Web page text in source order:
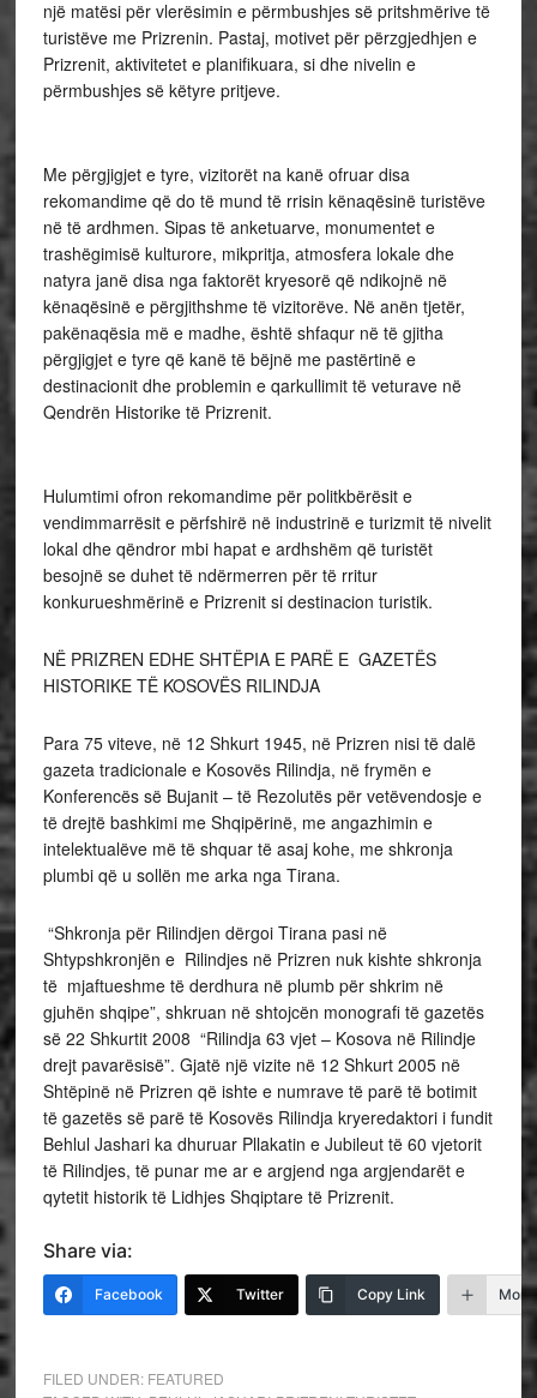
një matësi për vlerësimin e përmbushjes së pritshmërive të
turistëve me Prizrenin. Pastaj, motivet për përzgjedhjen e
Prizrenit, aktivitetet e planifikuara, si dhe nivelin e
përmbushjes së këtyre pritjeve.
Me përgjigjet e tyre, vizitorët na kanë ofruar disa
rekomandime që do të mund të rrisin kënaqësinë turistëve
në të ardhmen. Sipas të anketuarve, monumentet e
trashëgimisë kulturore, mikpritja, atmosfera lokale dhe
natyra janë disa nga faktorët kryesorë që ndikojnë në
kënaqësinë e përgjithshme të vizitorëve. Në anën tjetër,
pakënaqësia më e madhe, është shfaqur në të gjitha
përgjigjet e tyre që kanë të bëjnë me pastërtinë e
destinacionit dhe problemin e qarkullimit të veturave në
Qendrën Historike të Prizrenit.
Hulumtimi ofron rekomandime për politkbërësit e
vendimmarrësit e përfshirë në industrinë e turizmit të nivelit
lokal dhe qëndror mbi hapat e ardhshëm që turistët
besojnë se duhet të ndërmerren për të rritur
konkurueshmërinë e Prizrenit si destinacion turistik.
NË PRIZREN EDHE SHTËPIA E PARË E GAZETËS
HISTORIKE TË KOSOVËS RILINDJA
Para 75 viteve, në 12 Shkurt 1945, në Prizren nisi të dalë
gazeta tradicionale e Kosovës Rilindja, në frymën e
Konferencës së Bujanit – të Rezolutës për vetëvendosje e
të drejtë bashkimi me Shqipërinë, me angazhimin e
intelektualëve më të shquar të asaj kohe, me shkronja
plumbi që u sollën me arka nga Tirana.
“Shkronja për Rilindjen dërgoi Tirana pasi në
Shtypshkronjën e Rilindjes në Prizren nuk kishte shkronja
të mjaftueshme të derdhura në plumb për shkrim në
gjuhën shqipe”, shkruan në shtojcën monografi të gazetës
së 22 Shkurtit 2008 “Rilindja 63 vjet – Kosova në Rilindje
drejt pavarësisë”. Gjatë një vizite në 12 Shkurt 2005 në
Shtëpinë në Prizren që ishte e numrave të parë të botimit
të gazetës së parë të Kosovës Rilindja kryeredaktori i fundit
Behlul Jashari ka dhuruar Pllakatin e Jubileut të 60 vjetorit
të Rilindjes, të punar me ar e argjend nga argjendarët e
qytetit historik të Lidhjes Shqiptare të Prizrenit.
Share via:
Facebook Twitter Copy Link More
FILED UNDER: FEATURED